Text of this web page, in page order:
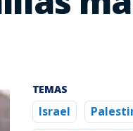
TEMAS
Israel